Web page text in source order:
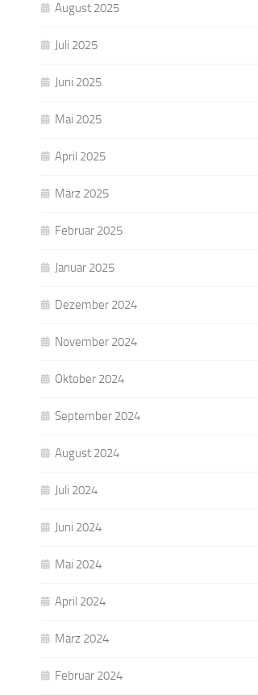
August 2025
Juli 2025
Juni 2025
Mai 2025
April 2025
März 2025
Februar 2025
Januar 2025
Dezember 2024
November 2024
Oktober 2024
September 2024
August 2024
Juli 2024
Juni 2024
Mai 2024
April 2024
März 2024
Februar 2024